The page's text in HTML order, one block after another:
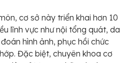
cơ sở này triển khai hơn 10
lĩnh vực như nội tổng quát, da
hình ảnh, phục hồi chức
Đặc biệt, chuyên khoa cơ